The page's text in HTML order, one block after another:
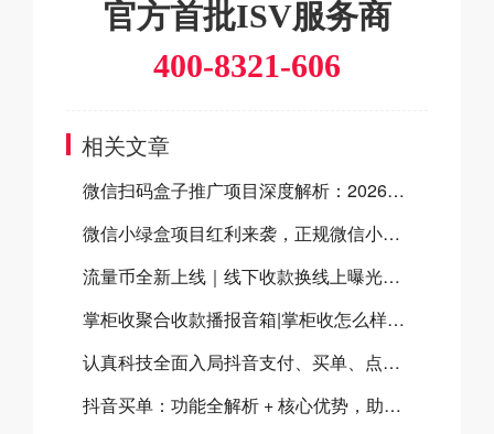
官方首批ISV服务商
400-8321-606
相关文章
微信扫码盒子推广项目深度解析：2026官方双向补贴全揭秘及合作指南
微信小绿盒项目红利来袭，正规微信小绿盒服务商助力高效开展微信小绿盒推广
流量币全新上线｜线下收款换线上曝光，门店增收新方案
掌柜收聚合收款播报音箱|掌柜收怎么样？掌柜收聚合收款音箱有什么优势？
认真科技全面入局抖音支付、买单、点餐三大体系，共建本地生活数字化新生态
抖音买单：功能全解析 + 核心优势，助力本地商家流量与营收双增长